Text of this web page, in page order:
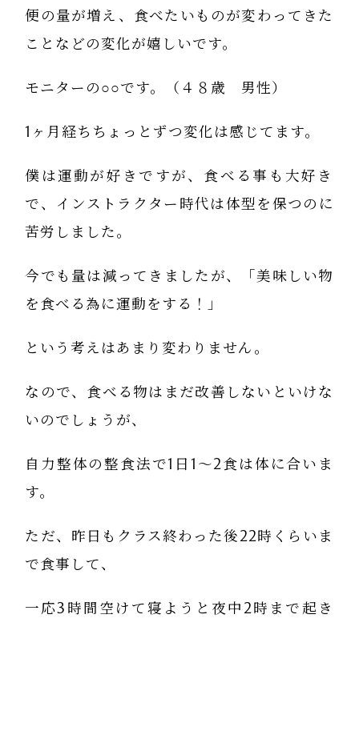
便の量が増え、食べたいものが変わってきた
ことなどの変化が嬉しいです。
モニターの○○です。（４８歳 男性）
1ヶ月経ちちょっとずつ変化は感じてます。
僕は運動が好きですが、食べる事も大好き
で、インストラクター時代は体型を保つのに
苦労しました。
今でも量は減ってきましたが、「美味しい物
を食べる為に運動をする！」
という考えはあまり変わりません。
なので、食べる物はまだ改善しないといけな
いのでしょうが、
自力整体の整食法で1日1〜2食は体に合いま
す。
ただ、昨日もクラス終わった後22時くらいま
で食事して、
一応3時間空けて寝ようと夜中2時まで起き